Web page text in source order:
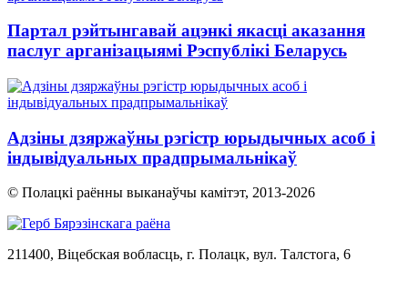
Партал рэйтынгавай ацэнкі якасці аказання
паслуг арганізацыямі Рэспублікі Беларусь
Адзіны дзяржаўны рэгістр юрыдычных асоб і
індывідуальных прадпрымальнікаў
© Полацкі раённы выканаўчы камітэт, 2013-2026
211400, Віцебская вобласць, г. Полацк, вул. Талстога, 6